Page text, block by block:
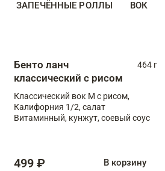
ЗАПЕЧЁННЫЕ РОЛЛЫ ВОК
Бенто ланч
классический с рисом
464 г
Классический вок М с рисом,
Калифорния 1/2, салат
Витаминный, кунжут, соевый соус
499 ₽ В корзину